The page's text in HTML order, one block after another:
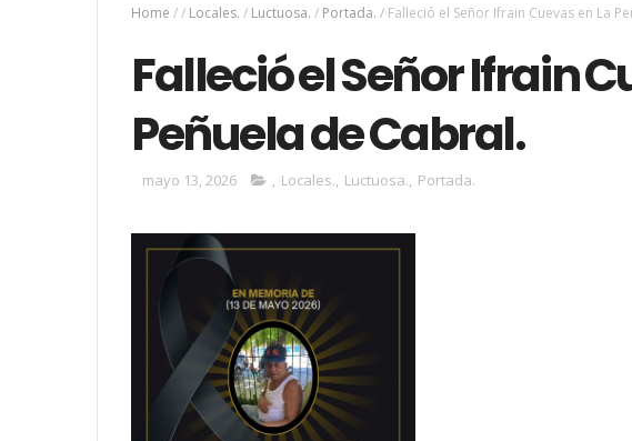
Home // Locales. / Luctuosa. / Portada. / Falleció el Señor Ifrain Cuevas en La
Falleció el Señor Ifrain
Peñuela de Cabral.
mayo 13, 2026 , Locales., Luctuosa., Portada.